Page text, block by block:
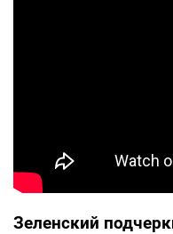
Зеленский